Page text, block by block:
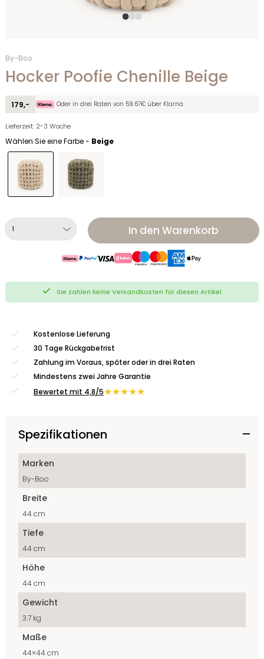
By-Boo
Hocker Poofie Chenille Beige
179,- Oder in drei Raten von 59.67€ über Klarna
Lieferzeit: 2-3 Woche
Wählen Sie eine Farbe - Beige
In den Warenkorb
Sie zahlen keine Versandkosten für diesen Artikel
Kostenlose Lieferung
30 Tage Rückgabefrist
Zahlung im Voraus, später oder in drei Raten
Mindestens zwei Jahre Garantie
Bewertet mit 4,8/5★★★★★
Spezifikationen
Marken
By-Boo
Breite
44 cm
Tiefe
44 cm
Höhe
44 cm
Gewicht
3.7 kg
Maße
44×44 cm